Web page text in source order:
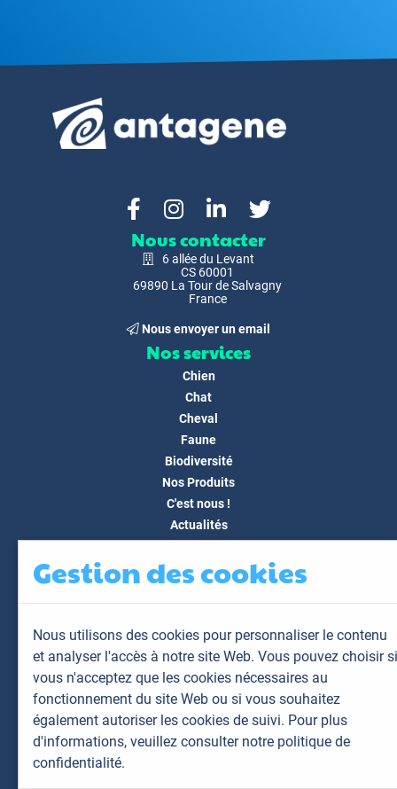
Nous contacter
6 allée du Levant
CS 60001
69890 La Tour de Salvagny
France
Nous envoyer un email
Nos services
Chien
Chat
Cheval
Faune
Biodiversité
Nos Produits
C'est nous !
Actualités
FAQ
Mon espace
Mes animaux
Mes résultats
Mes commandes
Mes factures
Gestion des cookies
Nous utilisons des cookies pour personnaliser le contenu
et analyser l'accès à notre site Web. Vous pouvez choisir si
vous n'acceptez que les cookies nécessaires au
fonctionnement du site Web ou si vous souhaitez
également autoriser les cookies de suivi. Pour plus
d'informations, veuillez consulter notre politique de
confidentialité.